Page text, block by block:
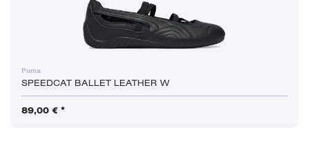
Puma
SPEEDCAT BALLET LEATHER W
89,00 € *